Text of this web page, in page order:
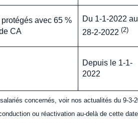
avec 65 %
CA
Du 1-1-2022 au
28-2-2022 (2)
Depuis le 1-1-
2022
concernés, voir nos actualités du 9-3-
ou réactivation au-delà de cette